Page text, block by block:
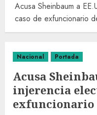
Acusa Sheinbaum a
caso de exfuncionario
Nacional Portada
Acusa
injerencia
exfuncionario